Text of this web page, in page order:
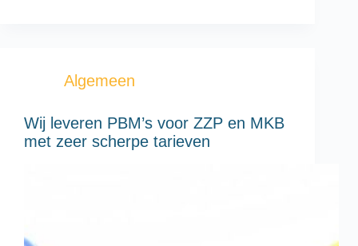
Algemeen
Wij leveren PBM’s voor ZZP en MKB
met zeer scherpe tarieven